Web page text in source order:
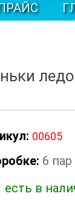
00605
6 пар
есть в